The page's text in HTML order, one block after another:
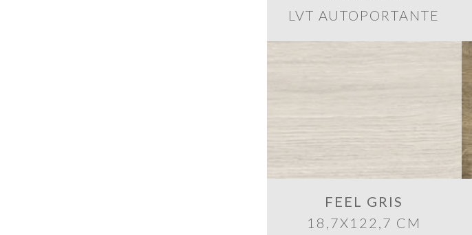
LVT AUTOPORTANTE
FEEL GRIS
18,7X122,7 CM